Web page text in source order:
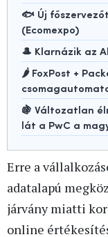
🐟 Új
(Ecomexpo)
🎩 Klarnázik az
🌶️ FoxPost +
🍇 Változatlan
lát a PwC a
Erre a
adatalapú
járvány miatti
online